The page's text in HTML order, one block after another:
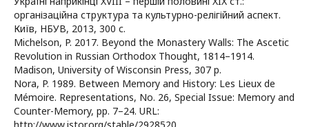
організаційна структура та культурно-релігійний аспект.
Київ, НБУВ, 2013, 300 c.
Michelson, P. 2017. Beyond the Monastery Walls: The Ascetic
Revolution in Russian Orthodox Thought, 1814–1914.
Madison, University of Wisconsin Press, 307 p.
Nora, P. 1989. Between Memory and History: Les Lieux de
Mémoire. Representations, No. 26, Special Issue: Memory and
Counter-Memory, pp. 7–24. URL: